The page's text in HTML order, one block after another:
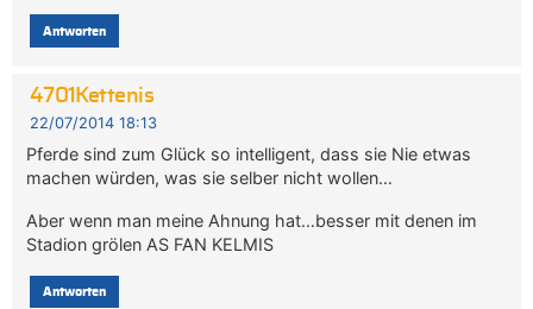
Antworten
4701Kettenis
22/07/2014 18:13
Pferde sind zum Glück so intelligent, dass sie Nie etwas
machen würden, was sie selber nicht wollen…
Aber wenn man meine Ahnung hat…besser mit denen im
Stadion grölen AS FAN KELMIS
Antworten